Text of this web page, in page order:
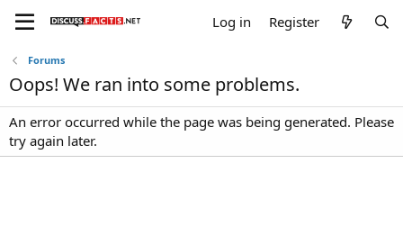
Log in Register
Forums
Oops! We ran into some problems.
An error occurred while the page was being generated. Please
try again later.